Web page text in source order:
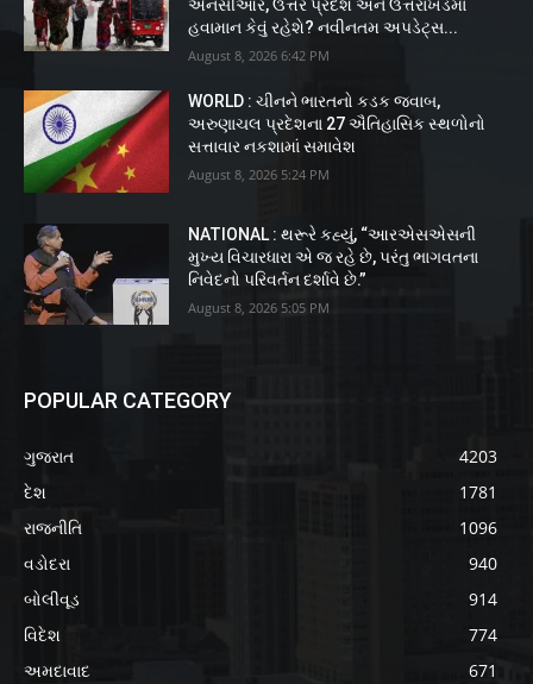
એનસીઆર, ઉત્તર પ્રદેશ અને ઉત્તરાખંડમાં
હવામાન કેવું રહેશે? નવીનતમ અપડેટ્સ...
August 8, 2026 6:42 PM
WORLD : ચીનને ભારતનો કડક જવાબ,
અરુણાચલ પ્રદેશના 27 ઐતિહાસિક સ્થળોનો
સત્તાવાર નકશામાં સમાવેશ
August 8, 2026 5:24 PM
NATIONAL : થરૂરે કહ્યું, “આરએસએસની
મુખ્ય વિચારધારા એ જ રહે છે, પરંતુ ભાગવતના
નિવેદનો પરિવર્તન દર્શાવે છે.”
August 8, 2026 5:05 PM
POPULAR CATEGORY
ગુજરાત
4203
દેશ
1781
રાજનીતિ
1096
વડોદરા
940
બોલીવૂડ
914
વિદેશ
774
અમદાવાદ
671